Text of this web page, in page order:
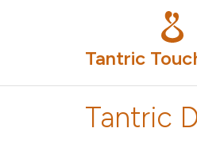
Tantric
Tantric